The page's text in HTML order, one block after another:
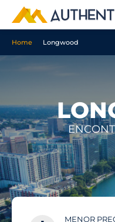
Home Longwood
MENOR